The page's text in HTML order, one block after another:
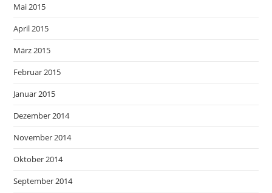
Mai 2015
April 2015
März 2015
Februar 2015
Januar 2015
Dezember 2014
November 2014
Oktober 2014
September 2014